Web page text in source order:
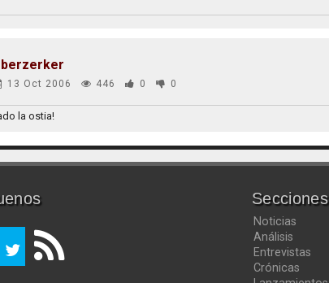
13 Oct 2006 446 0 0
la ostia!
Secciones
Noticias
Análisis
Entrevistas
Crónicas